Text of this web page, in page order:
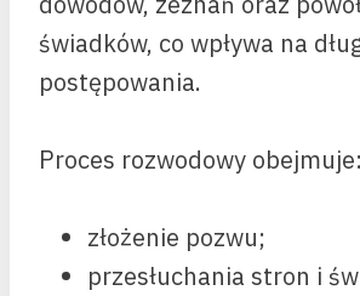
świadków, co wpływa na
postępowania.
Proces rozwodowy obejmuje:
złożenie pozwu;
przesłuchania stron i